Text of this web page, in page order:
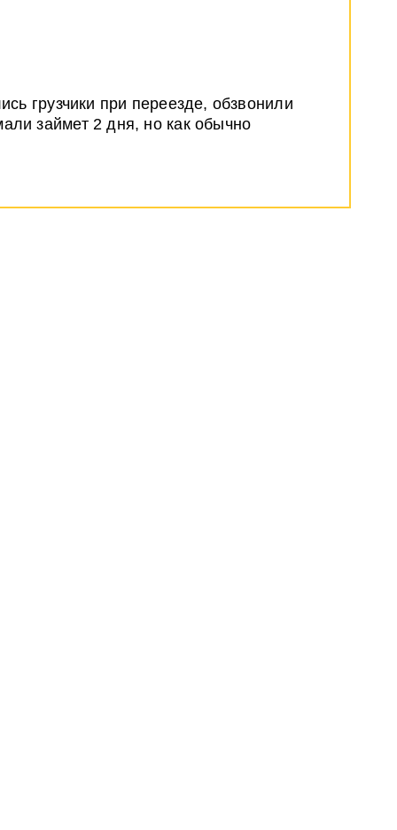
грузчики при переезде, обзвонили
займет 2 дня, но как обычно